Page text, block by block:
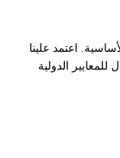
اعتمد علينا